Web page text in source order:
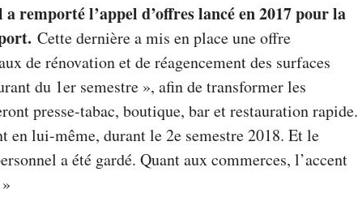
remporté l’appel d’offres lancé en 2017 pour la
Cette dernière a mis en place une offre
de rénovation et de réagencement des surfaces
du 1er semestre », afin de transformer les
presse-tabac, boutique, bar et restauration rapide.
en lui-même, durant le 2e semestre 2018. Et le
a été gardé. Quant aux commerces, l’accent